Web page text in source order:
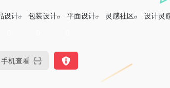
设计 包装设计 平面设计 灵感社区
设计灵
手机查看